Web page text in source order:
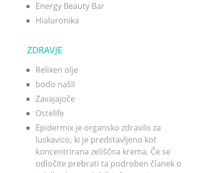
Energy Beauty Bar
Hialuronika
ZDRAVJE
Relixen olje
bodo našli
Zavajajoče
Ostelife
Epidermix je organsko zdravilo za
luskavico, ki je predstavljeno kot
koncentrirana zeliščna krema. Če se
odločite prebrati ta podroben članek o